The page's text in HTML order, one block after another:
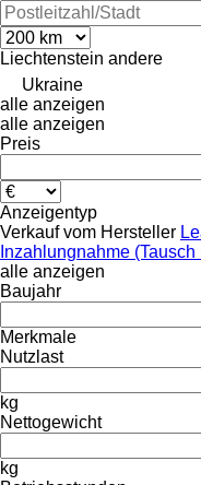
Liechtenstein andere
Ukraine
alle anzeigen
alle anzeigen
Preis
Anzeigentyp
Verkauf vom Hersteller
Inzahlungnahme
alle anzeigen
Baujahr
Merkmale
Nutzlast
kg
Nettogewicht
kg